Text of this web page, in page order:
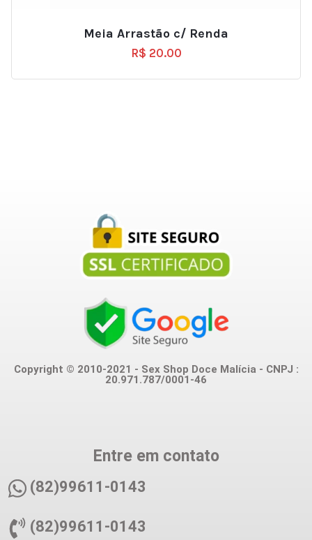
Meia Arrastão c/ Renda
R$ 20.00
Copyright © 2010-2021 - Sex Shop Doce Malícia - CNPJ :
20.971.787/0001-46
Entre em contato
(82)99611-0143
(82)99611-0143